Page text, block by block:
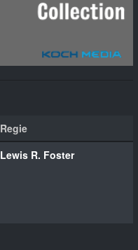
Regie
Lewis R. Foster